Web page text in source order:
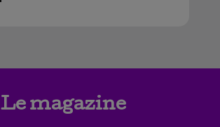
Le magazine